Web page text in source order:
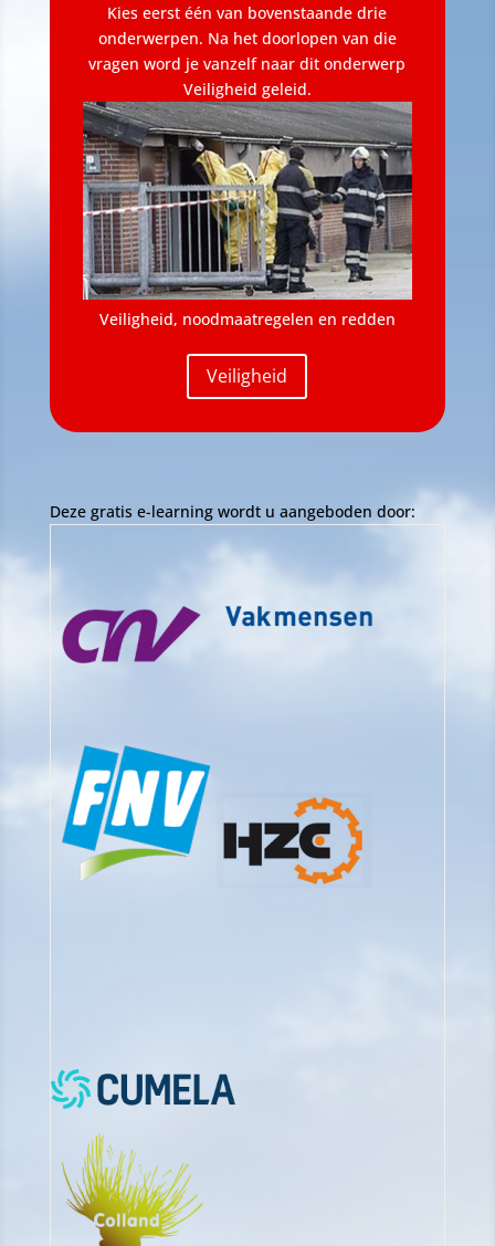
Kies eerst één van bovenstaande drie
onderwerpen. Na het doorlopen van die
vragen word je vanzelf naar dit onderwerp
Veiligheid geleid.
Veiligheid, noodmaatregelen en redden
Veiligheid
Deze gratis e-learning wordt u aangeboden door: